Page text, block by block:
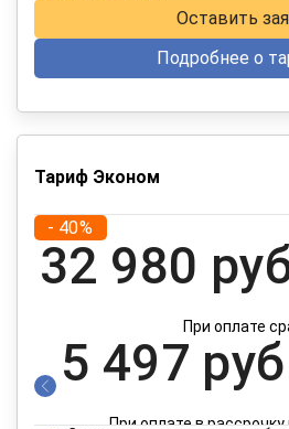
Оставить
Подробнее о
Тариф Эконом
- 40%
32 980
При оплате
5 497
При оплате в